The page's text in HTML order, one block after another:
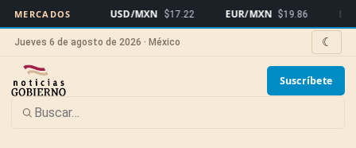
MERCADOS USD/MXN $17.22 EUR/MXN $19.86 Bitcoin
Jueves 6 de agosto de 2026 · México ☾
Suscríbete